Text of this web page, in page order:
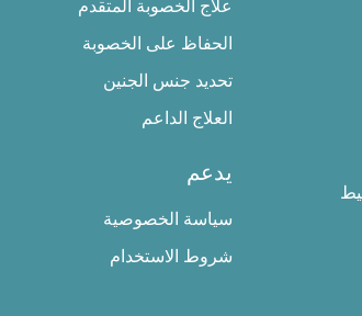
علاج الخصوبة المتقدم
الحفاظ على الخصوبة
تحديد جنس الجنين
العلاج الداعم
يدعم
سياسة الخصوصية
شروط الاستخدام